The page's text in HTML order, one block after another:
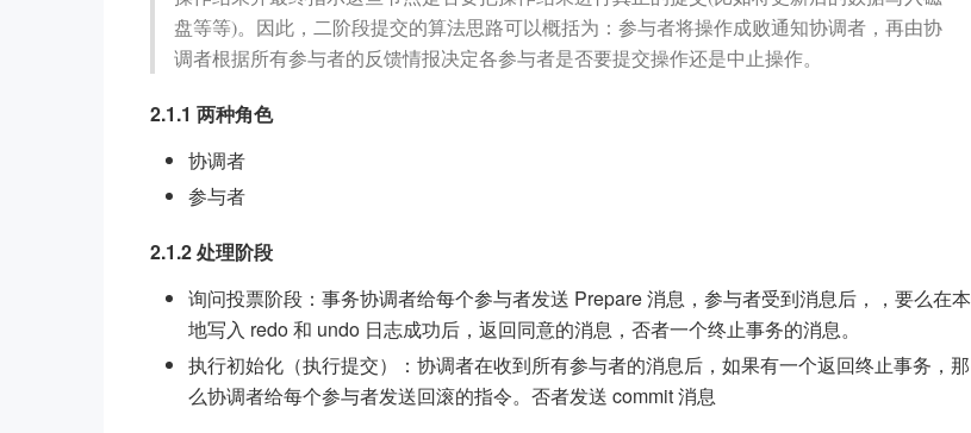
盘等等)。因此，二阶段提交的算法思路可以概括为：参与者将操作成败通知协调者，再由协
调者根据所有参与者的反馈情报决定各参与者是否要提交操作还是中止操作。
2.1.1 两种角色
协调者
参与者
2.1.2 处理阶段
询问投票阶段：事务协调者给每个参与者发送 Prepare 消息，参与者受到消息后，，要么在本
地写入 redo 和 undo 日志成功后，返回同意的消息，否者一个终止事务的消息。
执行初始化（执行提交）：协调者在收到所有参与者的消息后，如果有一个返回终止事务，那
么协调者给每个参与者发送回滚的指令。否者发送 commit 消息